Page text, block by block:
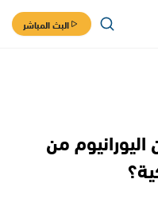
البث المباشر
من